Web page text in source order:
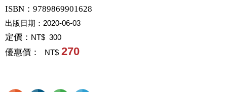
ISBN：9789869901628
出版日期： 2020-06-03
定價： NT$ 300
優惠價： NT$ 270